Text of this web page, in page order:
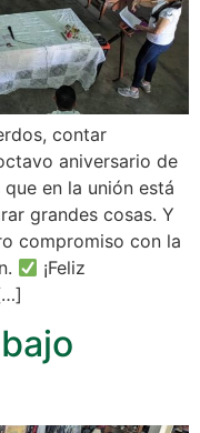
contar
aniversario de
en la unión está
grandes cosas. Y
compromiso con la
¡Feliz